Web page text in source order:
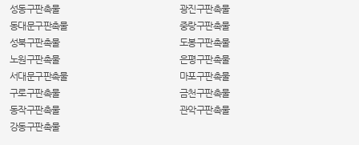
성동구판촉물
광진구판촉물
동대문구판촉물
중랑구판촉물
성북구판촉물
도봉구판촉물
노원구판촉물
은평구판촉물
서대문구판촉물
마포구판촉물
구로구판촉물
금천구판촉물
동작구판촉물
관악구판촉물
강동구판촉물